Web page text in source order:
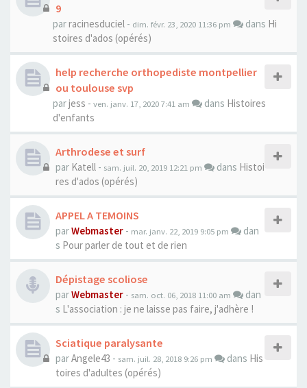
9
parracinesduciel - dim. févr. 23, 2020 11:36 pm dans Hi
stoires d'ados (opérés)
help recherche orthopediste montpellier
ou toulouse svp
parjess - ven. janv. 17, 2020 7:41 am dans Histoires
d'enfants
Arthrodese et surf
par Katell - sam. juil. 20, 2019 12:21 pm dans Histoi
res d'ados (opérés)
APPEL A TEMOINS
parWebmaster - mar. janv. 22, 2019 9:05 pm
dan
s Pour parler de tout et de rien
Dépistage scoliose
parWebmaster - sam. oct. 06, 2018 11:00 am
dan
s L'association : je ne laisse pas faire, j'adhère !
Sciatique paralysante
parAngele43 - sam. juil. 28, 2018 9:26 pm dans His
toires d'adultes (opérés)